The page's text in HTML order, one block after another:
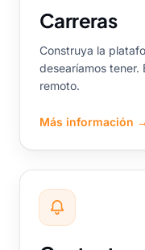
Carreras
Construya la
desearíamos tener.
remoto.
Más información →